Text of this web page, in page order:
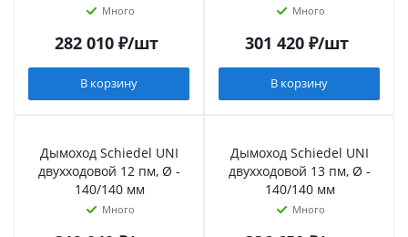
Много
282 010₽/шт
В корзину
Много
301 420₽/шт
В корзину
Дымоход Schiedel UNI
двухходовой 12 пм, Ø -
140/140 мм
Много
Дымоход Schiedel UNI
двухходовой 13 пм, Ø -
140/140 мм
Много